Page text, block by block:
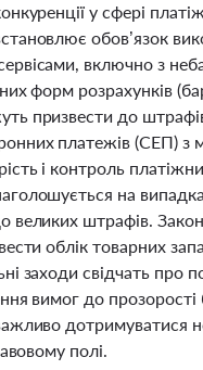
у сфері
обов’язок
включно з
форм розрахунків
призвести до
платежів (СЕП)
і контроль
на
великих штрафів.
облік товарних
заходи свідчать про
вимог до
дотримуватися
полі.